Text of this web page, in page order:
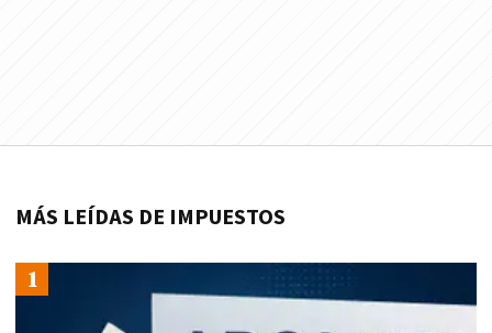
MÁS LEÍDAS DE IMPUESTOS